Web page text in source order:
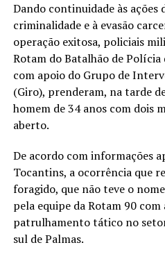
Dando continuidade às ações
criminalidade e à evasão
operação exitosa, policiais
Rotam do Batalhão de Polícia
com apoio do Grupo de
(Giro), prenderam, na tarde
homem de 34 anos com dois
aberto.
De acordo com informações
Tocantins, a ocorrência que
foragido, que não teve o
pela equipe da Rotam 90
patrulhamento tático no
sul de Palmas.